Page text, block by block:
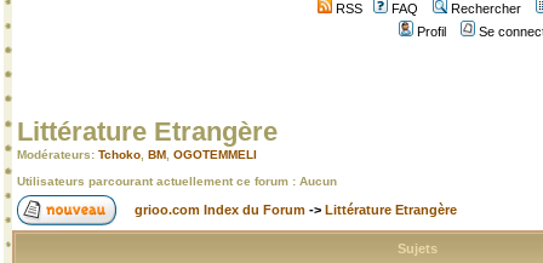
RSS FAQ
Rechercher
Profil
Se
Littérature Etrangère
Modérateurs: Tchoko BM OGOTEMMELI
Utilisateurs parcourant actuellement ce forum : Aucun
grioo.com Index du Forum -> Littérature Etrangère
Sujets